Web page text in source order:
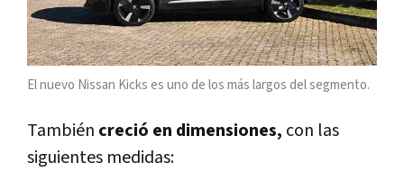
El nuevo Nissan Kicks es uno de los más largos del segmento.
También creció en dimensiones, con las
siguientes medidas: